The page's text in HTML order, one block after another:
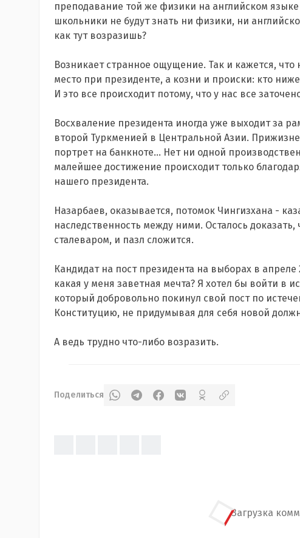
преподавание той же физики на английском
школьники не будут знать ни физики, ни
как тут возразишь?
Возникает странное ощущение. Так и кажется, что
место при президенте, а козни и происки: кто
И это все происходит потому, что у нас все
Восхваление президента иногда уже выходит за
второй Туркменией в Центральной Азии.
портрет на банкноте... Нет ни одной
малейшее достижение происходит только
нашего президента.
Назарбаев, оказывается, потомок Чингизхана -
наследственность между ними. Осталось
сталеваром, и пазл сложится.
Кандидат на пост президента на выборах в
какая у меня заветная мечта? Я хотел бы войти в
который добровольно покинул свой пост по
Конституцию, не придумывая для себя новой
А ведь трудно что-либо возразить.
Поделиться
Загрузка